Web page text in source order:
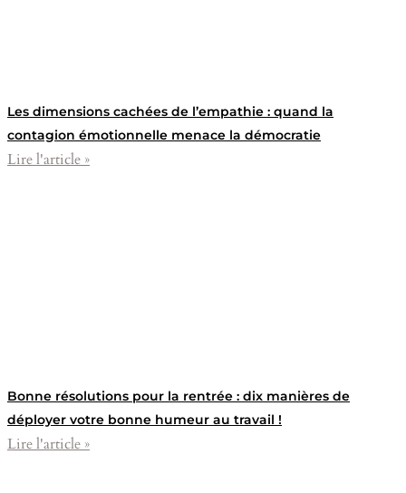
Les dimensions cachées de l’empathie : quand la
contagion émotionnelle menace la démocratie
Lire l'article »
Bonne résolutions pour la rentrée : dix manières de
déployer votre bonne humeur au travail !
Lire l'article »